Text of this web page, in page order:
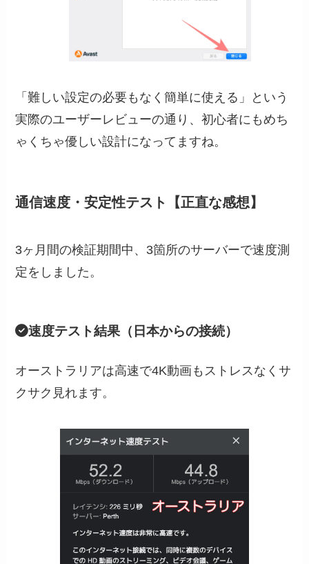
「難しい設定の必要もなく簡単に使える」という
実際のユーザーレビューの通り、初心者にもめち
ゃくちゃ優しい設計になってますね。
通信速度・安定性テスト【正直な感想】
3ヶ月間の検証期間中、3箇所のサーバーで速度測
定をしました。
速度テスト結果（日本からの接続）
オーストラリアは高速で4K動画もストレスなくサ
クサク見れます。